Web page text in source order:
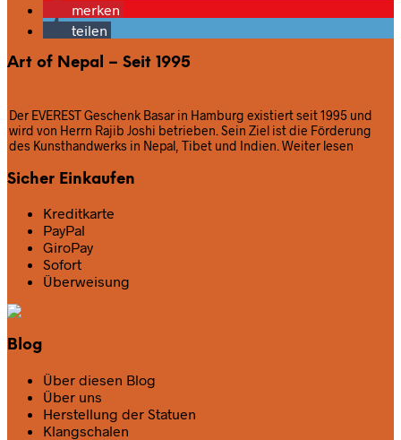
merken
teilen
Art of Nepal – Seit 1995
Der EVEREST Geschenk Basar in Hamburg existiert seit 1995 und
wird von Herrn Rajib Joshi betrieben. Sein Ziel ist die Förderung
des Kunsthandwerks in Nepal, Tibet und Indien. Weiter lesen
Sicher Einkaufen
Kreditkarte
PayPal
GiroPay
Sofort
Überweisung
Blog
Über diesen Blog
Über uns
Herstellung der Statuen
Klangschalen